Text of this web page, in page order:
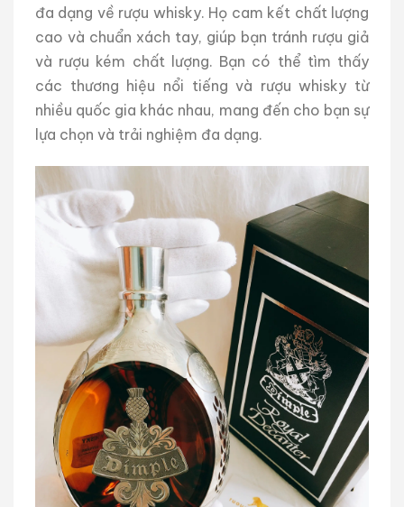
đa dạng về rượu whisky. Họ cam kết chất lượng
cao và chuẩn xách tay, giúp bạn tránh rượu giả
và rượu kém chất lượng. Bạn có thể tìm thấy
các thương hiệu nổi tiếng và rượu whisky từ
nhiều quốc gia khác nhau, mang đến cho bạn sự
lựa chọn và trải nghiệm đa dạng.